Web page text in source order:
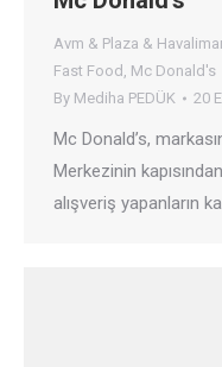
Avm & Plaza &
Fast Food , Mc Donald's
By Mediha PEDÜK 20
Mc Donald’s,
Merkezinin
alışveriş yapanların